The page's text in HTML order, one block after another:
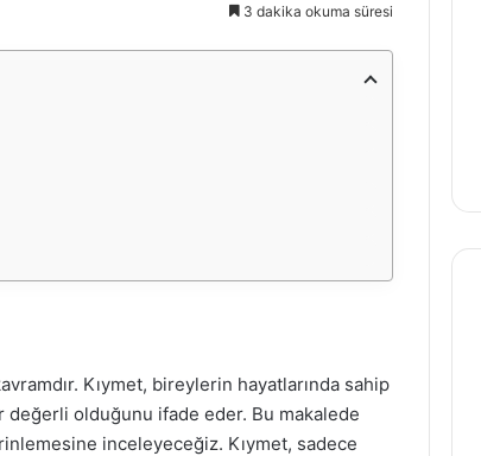
3 dakika okuma süresi
Kıymet, bireylerin hayatlarında sahip
olduğunu ifade eder. Bu makalede
inceleyeceğiz. Kıymet, sadece